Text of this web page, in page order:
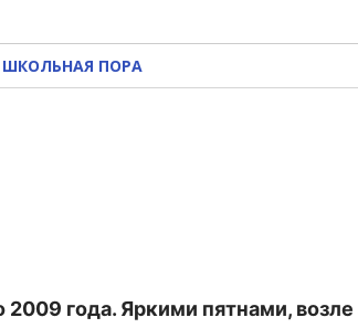
ШКОЛЬНАЯ ПОРА
года. Яркими пятнами, возле